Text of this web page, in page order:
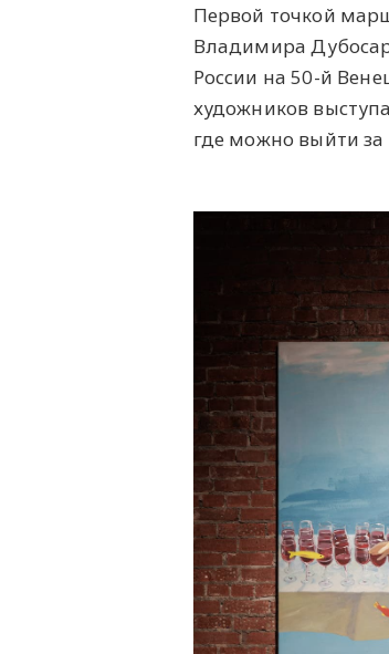
Первой точкой
Владимира
России на 50-й
художников
где можно выйти